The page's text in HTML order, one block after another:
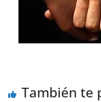
También te